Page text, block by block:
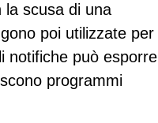
la scusa di una
poi utilizzate per
notifiche può esporre
programmi